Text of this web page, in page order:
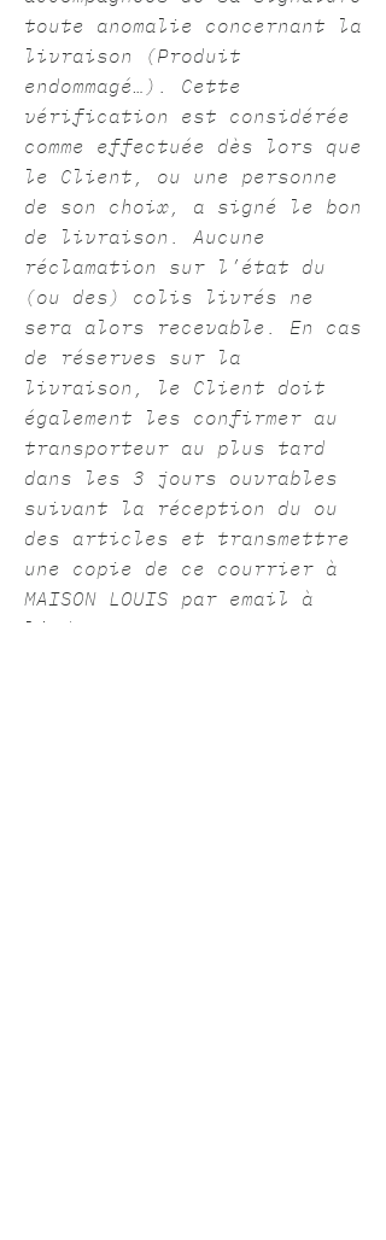
toute anomalie concernant la
livraison (Produit
endommagé…). Cette
vérification est considérée
comme effectuée dès lors que
le Client, ou une personne
de son choix, a signé le bon
de livraison. Aucune
réclamation sur l’état du
(ou des) colis livrés ne
sera alors recevable. En cas
de réserves sur la
livraison, le Client doit
également les confirmer au
transporteur au plus tard
dans les 3 jours ouvrables
suivant la réception du ou
des articles et transmettre
une copie de ce courrier à
MAISON LOUIS par email à
l’adresse